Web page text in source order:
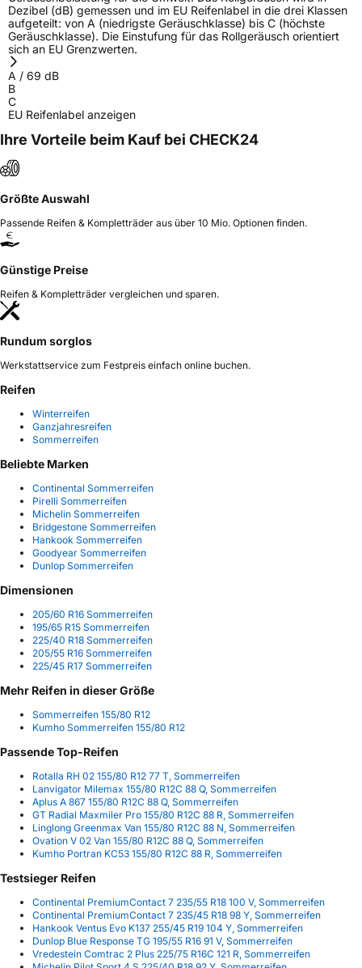
Dezibel (dB) gemessen und im EU Reifenlabel in die drei Klassen
aufgeteilt: von A (niedrigste Geräuschklasse) bis C (höchste
Geräuschklasse). Die Einstufung für das Rollgeräusch orientiert
sich an EU Grenzwerten.
A / 69 dB
B
C
EU Reifenlabel anzeigen
Ihre Vorteile beim Kauf bei CHECK24
Größte Auswahl
Passende Reifen & Kompletträder aus über 10 Mio. Optionen finden.
Günstige Preise
Reifen & Kompletträder vergleichen und sparen.
Rundum sorglos
Werkstattservice zum Festpreis einfach online buchen.
Reifen
Winterreifen
Ganzjahresreifen
Sommerreifen
Beliebte Marken
Continental Sommerreifen
Pirelli Sommerreifen
Michelin Sommerreifen
Bridgestone Sommerreifen
Hankook Sommerreifen
Goodyear Sommerreifen
Dunlop Sommerreifen
Dimensionen
205/60 R16 Sommerreifen
195/65 R15 Sommerreifen
225/40 R18 Sommerreifen
205/55 R16 Sommerreifen
225/45 R17 Sommerreifen
Mehr Reifen in dieser Größe
Sommerreifen 155/80 R12
Kumho Sommerreifen 155/80 R12
Passende Top-Reifen
Rotalla RH 02 155/80 R12 77 T, Sommerreifen
Lanvigator Milemax 155/80 R12C 88 Q, Sommerreifen
Aplus A 867 155/80 R12C 88 Q, Sommerreifen
GT Radial Maxmiler Pro 155/80 R12C 88 R, Sommerreifen
Linglong Greenmax Van 155/80 R12C 88 N, Sommerreifen
Ovation V 02 Van 155/80 R12C 88 Q, Sommerreifen
Kumho Portran KC53 155/80 R12C 88 R, Sommerreifen
Testsieger Reifen
Continental PremiumContact 7 235/55 R18 100 V, Sommerreifen
Continental PremiumContact 7 235/45 R18 98 Y, Sommerreifen
Hankook Ventus Evo K137 255/45 R19 104 Y, Sommerreifen
Dunlop Blue Response TG 195/55 R16 91 V, Sommerreifen
Vredestein Comtrac 2 Plus 225/75 R16C 121 R, Sommerreifen